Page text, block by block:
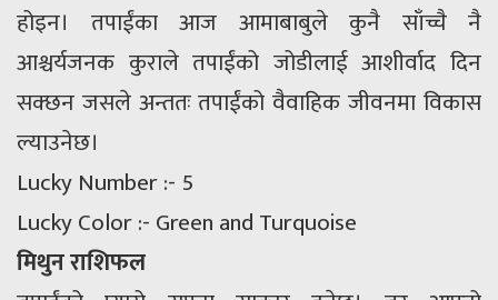
होइन। तपाईंका आज आमाबाबुले कुनै साँच्चै नै
आश्चर्यजनक कुराले तपाईंको जोडीलाई आशीर्वाद दिन
सक्छन जसले अन्ततः तपाईंको वैवाहिक जीवनमा विकास
ल्याउनेछ।
Lucky Number :- 5
Lucky Color :- Green and Turquoise
मिथुन राशिफल